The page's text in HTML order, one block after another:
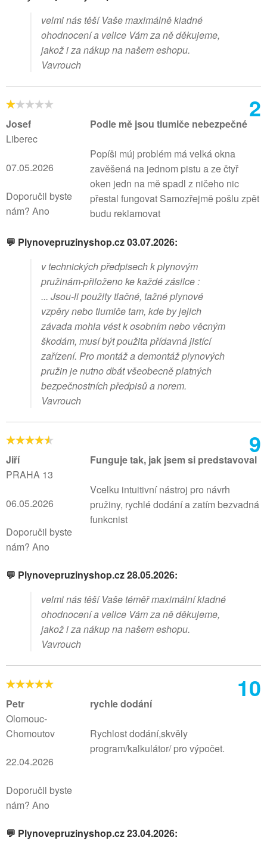
velmi nás těší Vaše maximálně kladné
ohodnocení a velice Vám za ně děkujeme,
jakož i za nákup na našem eshopu.
Vavrouch
2
Josef
Liberec
07.05.2026
Doporučil byste
nám? Ano
Podle mě jsou tlumiče nebezpečné
Popíši múj problém má velká okna
zavěšená na jednom pistu a ze čtyř
oken jedn na mě spadl z ničeho nic
přestal fungovat Samozřejmě pošlu zpět
budu reklamovat
💬 Plynovepruzinyshop.cz 03.07.2026:
v technických předpisech k plynovým
pružinám-přiloženo ke každé zásilce :
... Jsou-li použity tlačné, tažné plynové
vzpěry nebo tlumiče tam, kde by jejich
závada mohla vést k osobním nebo věcným
škodám, musí být použita přídavná jistící
zařízení. Pro montáž a demontáž plynových
pružin je nutno dbát všeobecně platných
bezpečnostních předpisů a norem.
Vavrouch
9
Jiří
PRAHA 13
06.05.2026
Doporučil byste
nám? Ano
Funguje tak, jak jsem si predstavoval
Vcelku intuitivní nástroj pro návrh
pružiny, rychlé dodání a zatím bezvadná
funkcnist
💬 Plynovepruzinyshop.cz 28.05.2026:
velmi nás těší Vaše téměř maximální kladné
ohodnocení a velice Vám za ně děkujeme,
jakož i za nákup na našem eshopu.
Vavrouch
10
Petr
Olomouc-
Chomoutov
22.04.2026
Doporučil byste
nám? Ano
rychle dodání
Rychlost dodání,skvěly
program/kalkulátor/ pro výpočet.
💬 Plynovepruzinyshop.cz 23.04.2026: